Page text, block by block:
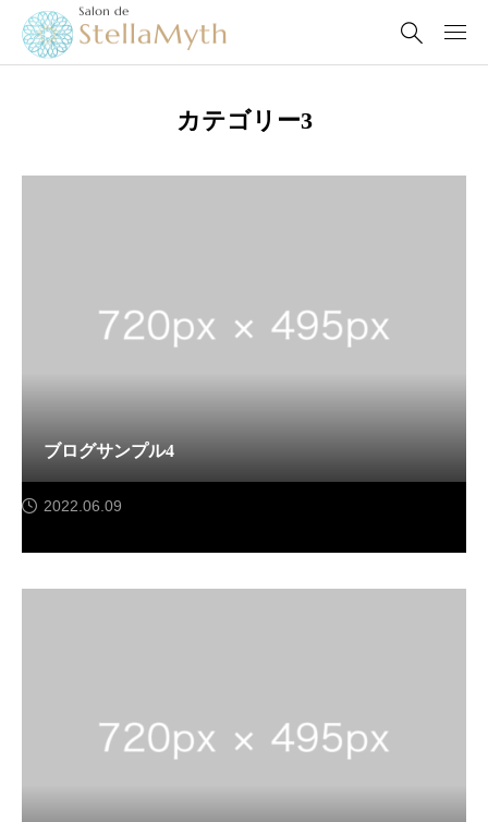
カテゴリー3
ブログサンプル4
2022.06.09